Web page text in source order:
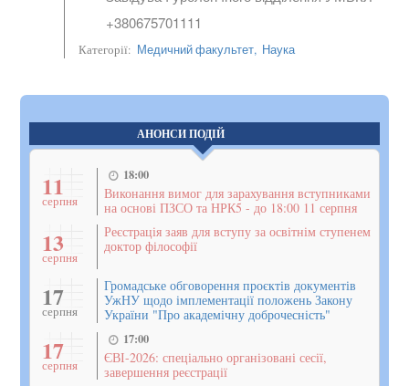
+380675701111
Категорії: Медичний факультет, Наука
АНОНСИ ПОДІЙ
11
серпня
18:00
Виконання вимог для зарахування вступниками
на основі ПЗСО та НРК5 - до 18:00 11 серпня
13
серпня
Реєстрація заяв для вступу за освітнім ступенем
доктор філософії
17
серпня
Громадське обговорення проєктів документів
УжНУ щодо імплементації положень Закону
України "Про академічну доброчесність"
17
серпня
17:00
ЄВІ-2026: спеціально організовані сесії,
завершення реєстрації